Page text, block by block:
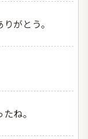
がとう。
ね。